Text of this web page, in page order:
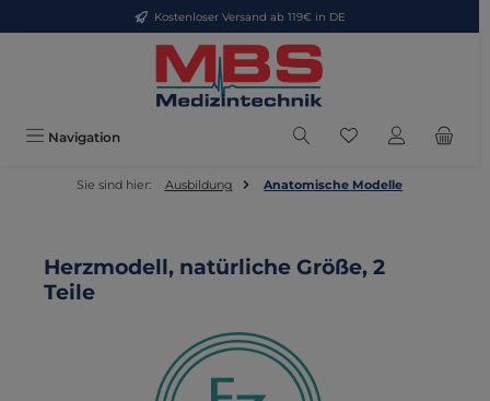
Zum Hauptinhalt springenKostenloser Versand ab 119€ in DE
Navigation Du hast 0
Sie sind hier: Ausbildung Anatomische Modelle
Herzmodell, natürliche Größe, 2
Teile